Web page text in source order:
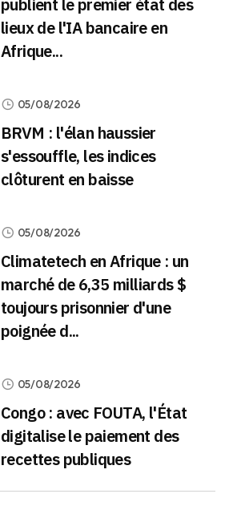
lieux de l'IA bancaire en
Afrique...
05/08/2026
BRVM : l'élan haussier
s'essouffle, les indices
clôturent en baisse
05/08/2026
Climatetech en Afrique : un
marché de 6,35 milliards $
toujours prisonnier d'une
poignée d...
05/08/2026
Congo : avec FOUTA, l'État
digitalise le paiement des
recettes publiques